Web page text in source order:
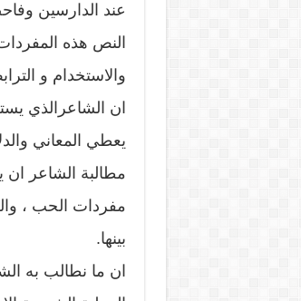
عند الدارسين
النص هذه
والاستخدام و
ان الشاعرالذي
يعطي المعاني
مطالبة الشاعر ان
مفردات الحب ،
بينها.
ان ما نطالب به